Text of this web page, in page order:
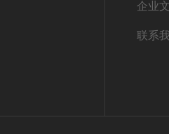
企业
联系